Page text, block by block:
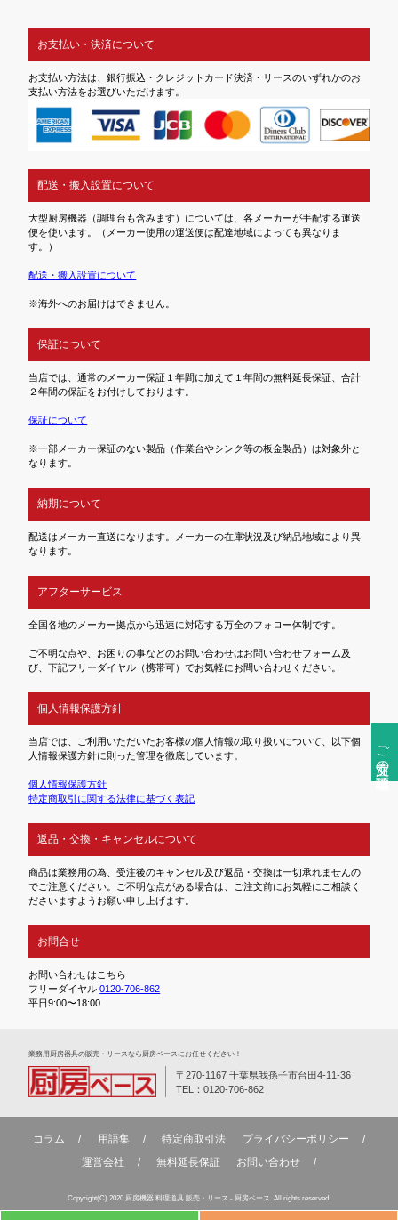
ご注文前の確認事項
お支払い・決済について
お支払い方法は、銀行振込・クレジットカード決済・リースのいずれかのお
支払い方法をお選びいただけます。
配送・搬入設置について
大型厨房機器（調理台も含みます）については、各メーカーが手配する運送
便を使います。（メーカー使用の運送便は配達地域によっても異なりま
す。）
配送・搬入設置について
※海外へのお届けはできません。
保証について
当店では、通常のメーカー保証１年間に加えて１年間の無料延長保証、合計
２年間の保証をお付けしております。
保証について
※一部メーカー保証のない製品（作業台やシンク等の板金製品）は対象外と
なります。
納期について
配送はメーカー直送になります。メーカーの在庫状況及び納品地域により異
なります。
アフターサービス
全国各地のメーカー拠点から迅速に対応する万全のフォロー体制です。
ご不明な点や、お困りの事などのお問い合わせはお問い合わせフォーム及
び、下記フリーダイヤル（携帯可）でお気軽にお問い合わせください。
個人情報保護方針
当店では、ご利用いただいたお客様の個人情報の取り扱いについて、以下個
人情報保護方針に則った管理を徹底しています。
個人情報保護方針
特定商取引に関する法律に基づく表記
返品・交換・キャンセルについて
商品は業務用の為、受注後のキャンセル及び返品・交換は一切承れませんの
でご注意ください。ご不明な点がある場合は、ご注文前にお気軽にご相談く
ださいますようお願い申し上げます。
お問合せ
お問い合わせはこちら
フリーダイヤル0120-706-862
平日9:00〜18:00
業務⽤厨房器具の販売・リースなら厨房ベースにお任せください！
〒270-1167 千葉県我孫子市台田4-11-36
TEL：0120-706-862
コラム 用語集 特定商取引法
プライバシーポリシー
運営会社
無料延⻑保証 お問い合わせ
Copyright(C) 2020 厨房機器 料理道具 販売・リース - 厨房ベース. All rights reserved.